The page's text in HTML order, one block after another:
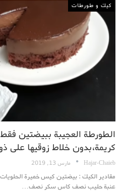
كيك و طورطات
الطورطة العجيبة ببيضتين
كريمة،بدون خلاط زوقيها على
Hajar-Chaieb مارس 13, 2019
عنبة حليب نصف كاس سكر نصف…